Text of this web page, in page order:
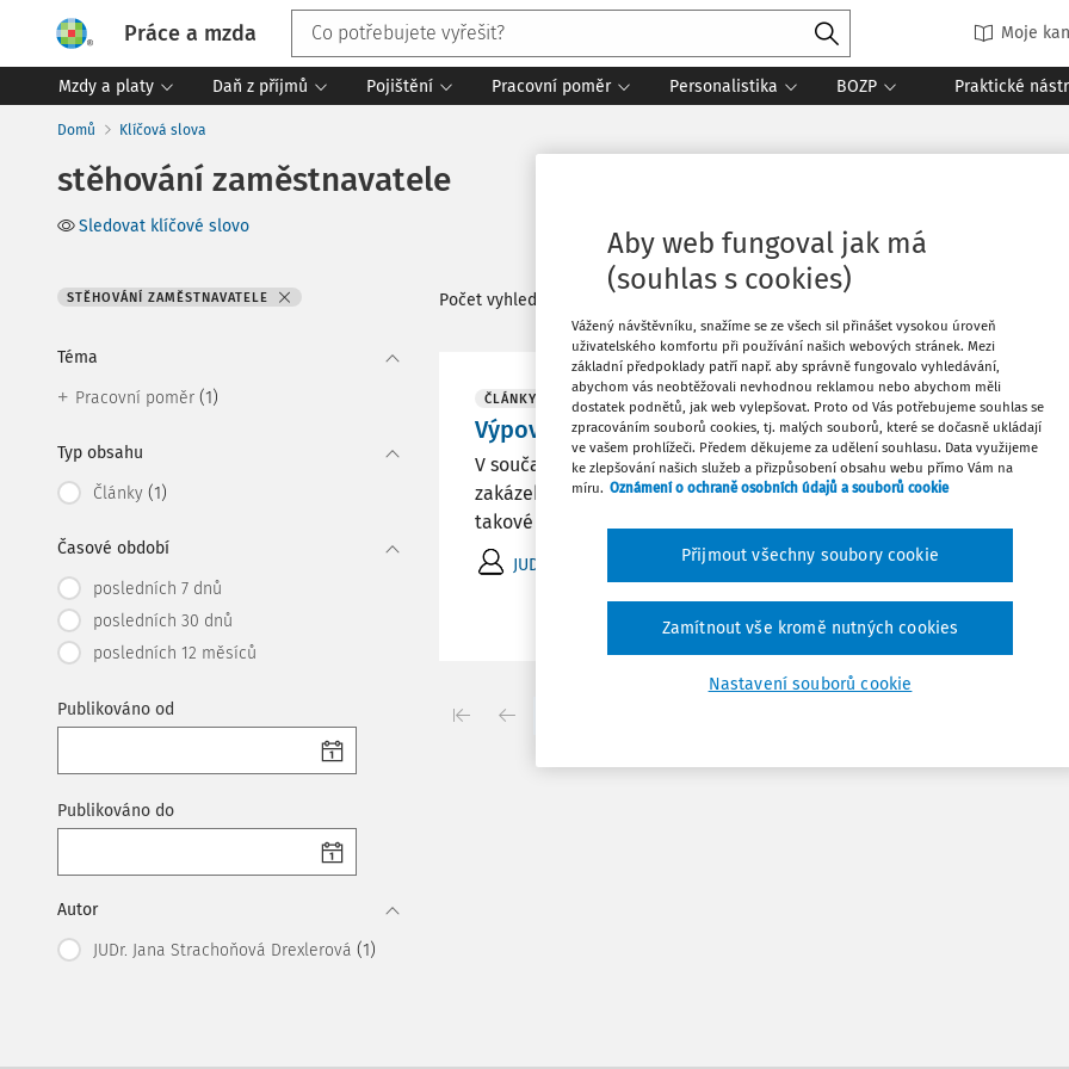
Práce a mzda Moje
Mzdy a platy Daň z příjmů Pojištění Pracovní poměr Personalistika BOZP Praktické
Domů Klíčová slova
stěhování zaměstnavatele
Sledovat klíčové slovo
STĚHOVÁNÍ ZAMĚSTNAVATELE
Téma
Pracovní poměr (1)
Typ obsahu
Články (1)
Časové období
posledních 7 dnů
posledních 30 dnů
posledních 12 měsíců
Publikováno od
Publikováno do
Autor
JUDr. Jana Strachoňová Drexlerová (1)
Počet vyhledaných dokumentů:
ČLÁNKY
Výpověď z organizačních důvodů
V současné době jsou nuceni někteří zaměstnavatelé situaci, kdy
zakázek, řešit propouštěním zaměstnanců. Nejčastějšími
takové situaci organizační důvody.
JUDr. Jana Strachoňová Drexlerová Vydáno:28. 5. 2020
Aby web fungoval jak má
(souhlas s cookies)
Vážený návštěvníku, snažíme se ze všech sil přinášet vysokou úroveň
uživatelského komfortu při používání našich webových stránek. Mezi
základní předpoklady patří např. aby správně fungovalo vyhledávání,
abychom vás neobtěžovali nevhodnou reklamou nebo abychom měli
dostatek podnětů, jak web vylepšovat. Proto od Vás potřebujeme souhlas se
zpracováním souborů cookies, tj. malých souborů, které se dočasně ukládají
ve vašem prohlížeči. Předem děkujeme za udělení souhlasu. Data využijeme
ke zlepšování našich služeb a přizpůsobení obsahu webu přímo Vám na
míru. Oznámení o ochraně osobních údajů a souborů cookie
Nastavení souborů cookie
Zamítnout vše kromě nutných cookies
Přijmout všechny soubory cookie